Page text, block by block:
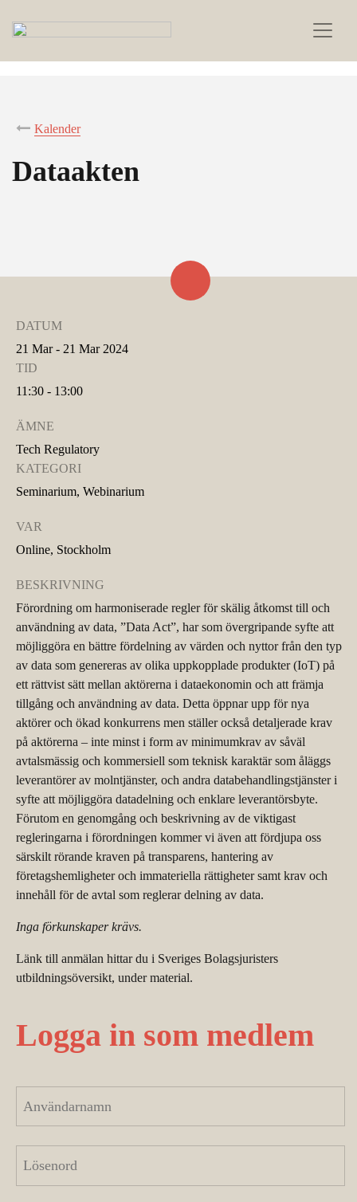
Kalender
Dataakten
DATUM
21 Mar - 21 Mar 2024
TID
11:30 - 13:00
ÄMNE
Tech Regulatory
KATEGORI
Seminarium, Webinarium
VAR
Online, Stockholm
BESKRIVNING
Förordning om harmoniserade regler för skälig åtkomst till och
användning av data, ”Data Act”, har som övergripande syfte att
möjliggöra en bättre fördelning av värden och nyttor från den typ
av data som genereras av olika uppkopplade produkter (IoT) på
ett rättvist sätt mellan aktörerna i dataekonomin och att främja
tillgång och användning av data. Detta öppnar upp för nya
aktörer och ökad konkurrens men ställer också detaljerade krav
på aktörerna – inte minst i form av minimumkrav av såväl
avtalsmässig och kommersiell som teknisk karaktär som åläggs
leverantörer av molntjänster, och andra databehandlingstjänster i
syfte att möjliggöra datadelning och enklare leverantörsbyte.
Förutom en genomgång och beskrivning av de viktigast
regleringarna i förordningen kommer vi även att fördjupa oss
särskilt rörande kraven på transparens, hantering av
företagshemligheter och immateriella rättigheter samt krav och
innehåll för de avtal som reglerar delning av data.
Inga förkunskaper krävs.
Länk till anmälan hittar du i Sveriges Bolagsjuristers
utbildningsöversikt, under material.
Logga in som medlem